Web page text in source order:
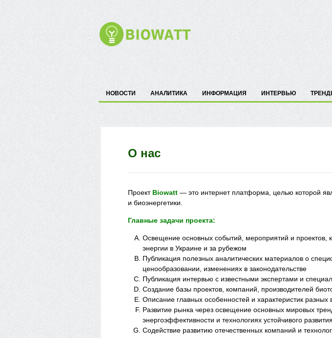
НОВОСТИ АНАЛИТИКА ИНФОРМАЦИЯ ИНТЕРВЬЮ
О нас
Проект Biowatt — это интернет платформа, целью которой
и биоэнергетики.
Главные задачи проекта:
Освещение основных событий, мероприятий и проектов,
энергии в Украине и за рубежом
Публикация полезных аналитических материалов о
ценообразовании, изменениях в законодательстве
Публикация интервью с известными экспертами и
Создание базы проектов, компаний, производителей
Описание главных особенностей и характеристик
Развитие рынка через освещение основных мировых
энергоэффективности и технологиях устойчивого развития
Содействие развитию отечественных компаний и